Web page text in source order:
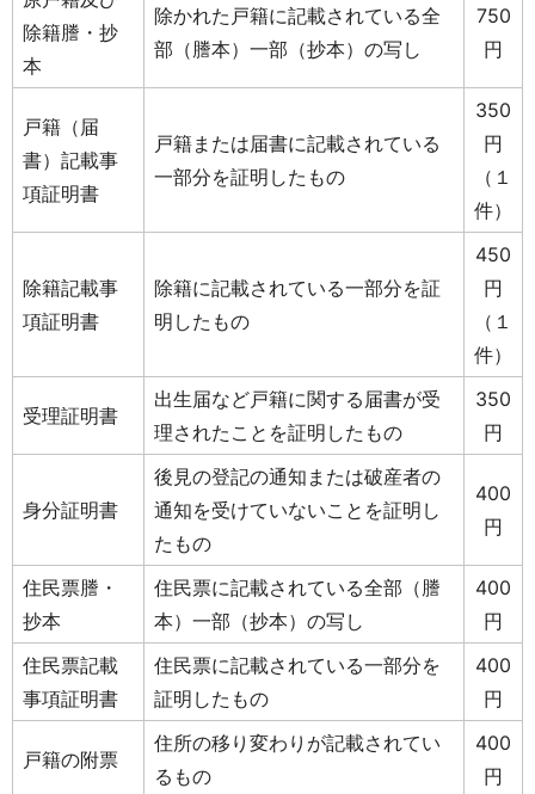
除籍謄・抄
本
除かれた戸籍に記載されている全
部（謄本）一部（抄本）の写し
750
円
戸籍（届
書）記載事
項証明書
戸籍または届書に記載されている
一部分を証明したもの
350
円
（１
件）
除籍記載事
項証明書
除籍に記載されている一部分を証
明したもの
450
円
（１
件）
受理証明書
出生届など戸籍に関する届書が受
理されたことを証明したもの
350
円
身分証明書
後見の登記の通知または破産者の
通知を受けていないことを証明し
たもの
400
円
住民票謄・
抄本
住民票に記載されている全部（謄
本）一部（抄本）の写し
400
円
住民票記載
事項証明書
住民票に記載されている一部分を
証明したもの
400
円
戸籍の附票
住所の移り変わりが記載されてい
るもの
400
円